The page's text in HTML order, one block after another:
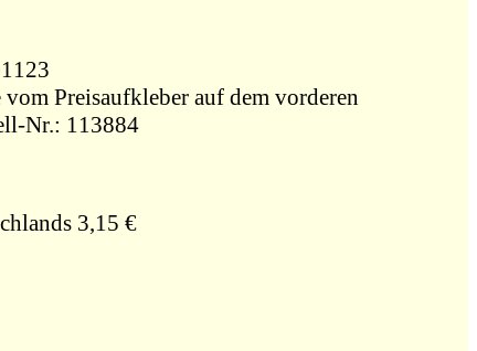
Preisaufkleber auf dem vorderen
Nr.: 113884
3,15 €